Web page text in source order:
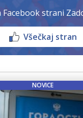
Facebook strani
Všečkaj stran
NOVICE